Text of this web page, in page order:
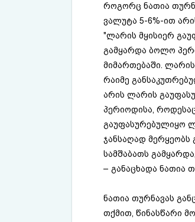
როგორც ნათია
ვალუტა 5-6%-ით
"ლარის მყისიერ
გამყარდა ბოლო
მიმართებაში.
რაიმე
არის ლარის
პერიოდისა,
გაუფასურებულიყო
ჯანსაღად
სამშაბათს
– განაცხადა ნათია
ნათია თურნავას
თქმით, წინასწარი